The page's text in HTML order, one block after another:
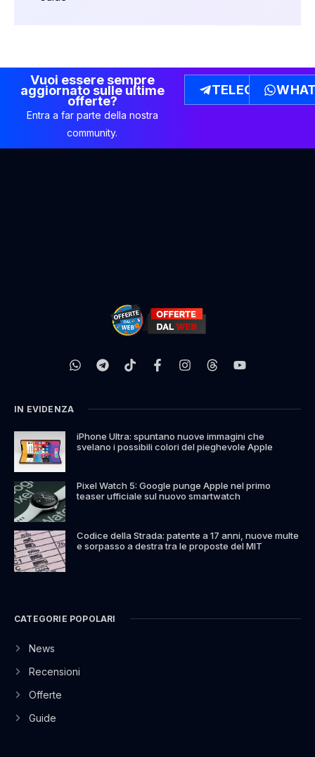
Vuoi essere sempre
aggiornato sulle ultime
offerte?
Entra a far parte della nostra
community.
TELEGRAM
IN EVIDENZA
iPhone Ultra: spuntano nuove immagini che
svelano i possibili colori del pieghevole Apple
Pixel Watch 5: Google punge Apple nel primo
teaser ufficiale sul nuovo smartwatch
Codice della Strada: patente a 17 anni, nuove multe
e sorpasso a destra tra le proposte del MIT
CATEGORIE POPOLARI
News
Recensioni
Offerte
Guide